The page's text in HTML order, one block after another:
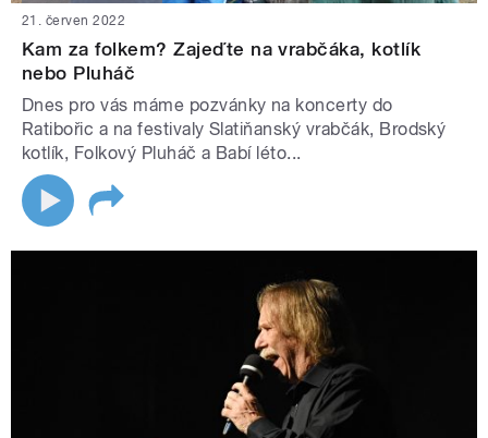
21. červen 2022
Kam za folkem? Zajeďte na vrabčáka, kotlík
nebo Pluháč
Dnes pro vás máme pozvánky na koncerty do
Ratibořic a na festivaly Slatiňanský vrabčák, Brodský
kotlík, Folkový Pluháč a Babí léto...